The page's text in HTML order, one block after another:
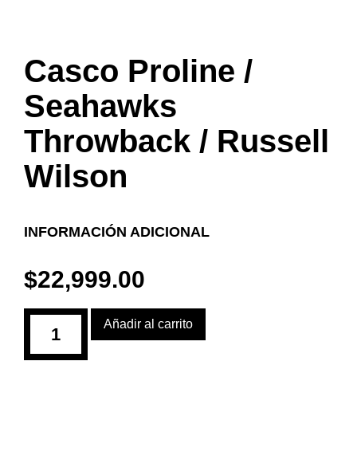
Casco Proline /
Seahawks
Throwback / Russell
Wilson
INFORMACIÓN ADICIONAL
$22,999.00
Añadir al carrito